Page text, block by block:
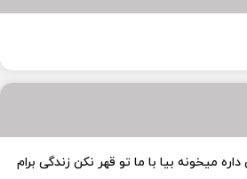
میخونه بیا با ما تو قهر نکن زندگی برام